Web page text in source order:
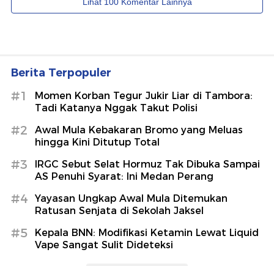
Berita Terpopuler
#1
Momen Korban Tegur Jukir Liar di Tambora:
Tadi Katanya Nggak Takut Polisi
#2
Awal Mula Kebakaran Bromo yang Meluas
hingga Kini Ditutup Total
#3
IRGC Sebut Selat Hormuz Tak Dibuka Sampai
AS Penuhi Syarat: Ini Medan Perang
#4
Yayasan Ungkap Awal Mula Ditemukan
Ratusan Senjata di Sekolah Jaksel
#5
Kepala BNN: Modifikasi Ketamin Lewat Liquid
Vape Sangat Sulit Dideteksi